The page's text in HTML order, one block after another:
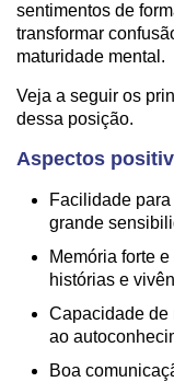
sentimentos de
transformar
maturidade mental.
Veja a seguir os
dessa posição.
Aspectos
Facilidade
grande
Memória forte
histórias e
Capacidade de
ao
Boa